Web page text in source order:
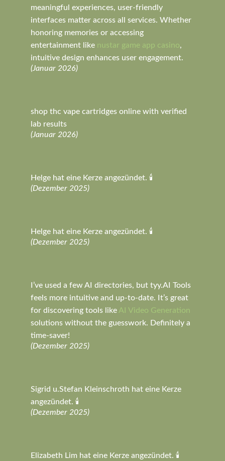
meaningful experiences, user-friendly
interfaces matter across all services. Whether
honoring memories or accessing
entertainment like nustar game app casino,
intuitive design enhances user engagement.
(Januar 2026)
shop thc vape cartridges online with verified
lab results
(Januar 2026)
Helge hat eine Kerze angezündet. 🕯️
(Dezember 2025)
Helge hat eine Kerze angezündet. 🕯️
(Dezember 2025)
I’ve used a few AI directories, but tyy.AI Tools
feels more intuitive and up-to-date. It’s great
for discovering tools likeAI Video Generation
solutions without the guesswork. Definitely a
time-saver!
(Dezember 2025)
Sigrid u.Stefan Kleinschroth hat eine Kerze
angezündet. 🕯️
(Dezember 2025)
Elizabeth Lim hat eine Kerze angezündet. 🕯️